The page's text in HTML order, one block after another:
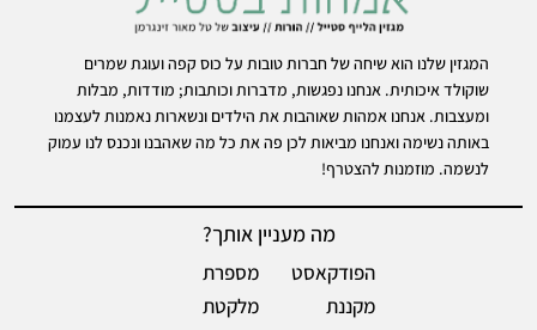
המגזין שלנו הוא שיחה של חברות טובות על כוס קפה ועוגת שמרים
שוקולד איכותית. אנחנו נפגשות, מדברות וכותבות; מודדות, מבלות
ומעצבות. אנחנו אמהות שאוהבות את הילדים ונשארות נאמנות לעצמנו
באותה נשימה ואנחנו מביאות לכן פה את כל מה שאהבנו ונכנס לנו עמוק
לנשמה. מוזמנות להצטרף!
מה מעניין אותך?
הפודקאסט
מקננת
מספרת
מלקטת